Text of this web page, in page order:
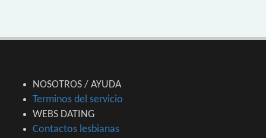
NOSOTROS / AYUDA
Terminos del servicio
WEBS DATING
Contactos lesbianas